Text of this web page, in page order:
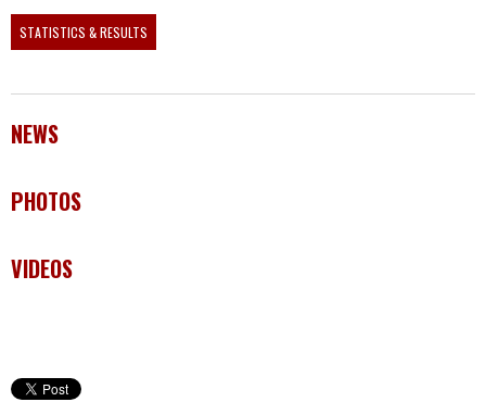
STATISTICS & RESULTS
NEWS
PHOTOS
VIDEOS